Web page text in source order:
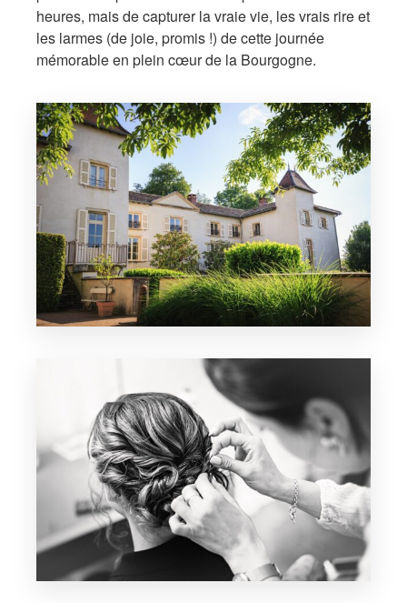
heures, mais de capturer la vraie vie, les vrais rire et
les larmes (de joie, promis !) de cette journée
mémorable en plein cœur de la Bourgogne.